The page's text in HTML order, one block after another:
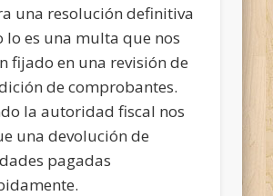
una resolución definitiva
lo es una multa que nos
fijado en una revisión de
de comprobantes.
la autoridad fiscal nos
una devolución de
pagadas